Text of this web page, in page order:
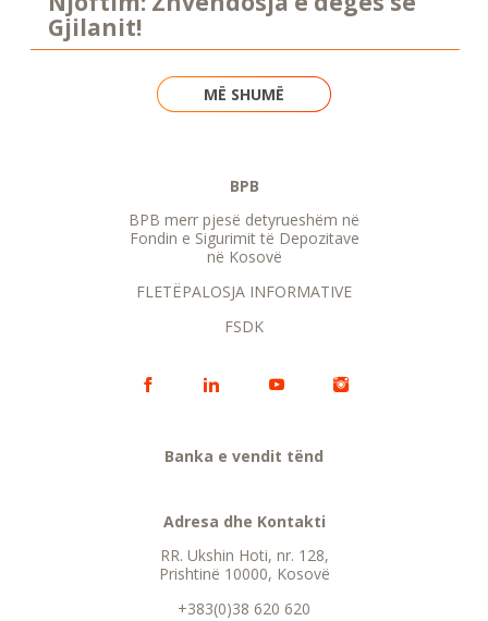
Gjilanit!
MË SHUMË
BPB
BPB merr pjesë detyrueshëm në
Fondin e Sigurimit të Depozitave
në Kosovë
FLETËPALOSJA INFORMATIVE
FSDK
Banka e vendit tënd
Adresa dhe Kontakti
RR. Ukshin Hoti, nr. 128,
Prishtinë 10000, Kosovë
+383(0)38 620 620